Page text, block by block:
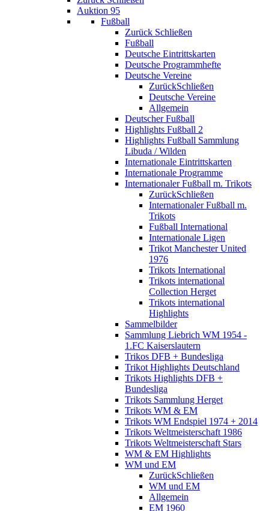
Auktion 95
Fußball
Zurück Schließen
Fußball
Deutsche Eintrittskarten
Deutsche Programmhefte
Deutsche Vereine
ZurückSchließen
Deutsche Vereine
Allgemein
Deutscher Fußball
Highlights Fußball 2
Highlights Fußball Sammlung
Libuda / Wilden
Internationale Eintrittskarten
Internationale Programme
Internationaler Fußball m. Trikots
ZurückSchließen
Internationaler Fußball m.
Trikots
Fußball International
Internationale Ligen
Trikot Manchester United
1976
Trikots International
Trikots international
Collection Herget
Trikots international
Highlights
Sammelbilder
Sammlung Liebrich WM 1954 -
1.FC Kaiserslautern
Trikos DFB + Bundesliga
Trikot Highlights Deutschland
Trikots Highlights DFB +
Bundesliga
Trikots Sammlung Herget
Trikots WM & EM
Trikots WM Endspiel 1974 + 2014
Trikots Weltmeisterschaft 1986
Trikots Weltmeisterschaft Stars
WM & EM Highlights
WM und EM
ZurückSchließen
WM und EM
Allgemein
EM 1960